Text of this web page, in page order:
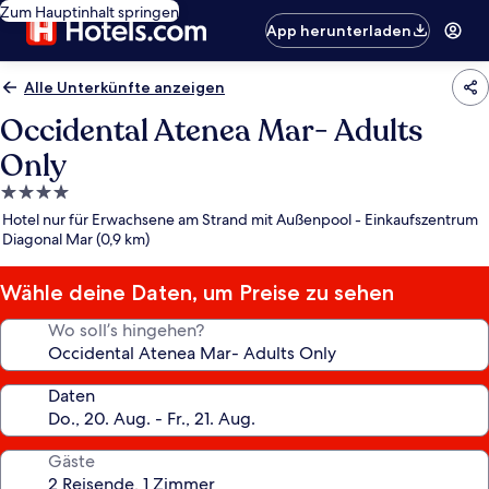
Zum Hauptinhalt springen
App herunterladen
Alle Unterkünfte anzeigen
Occidental Atenea Mar- Adults
Only
4.0-
Sterne-
Unterkunft
Hotel nur für Erwachsene am Strand mit Außenpool - Einkaufszentrum
Diagonal Mar (0,9 km)
Wähle deine Daten, um Preise zu sehen
Wo soll’s hingehen?
Daten
Gäste